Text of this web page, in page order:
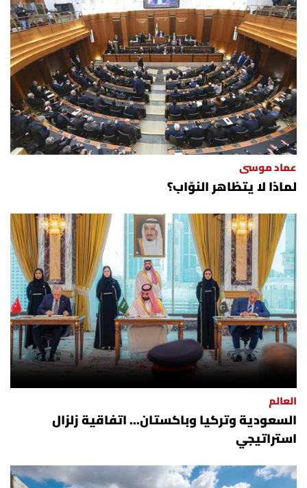
عماد موسى
لماذا لا يتظاهر النوّاب؟
العالم
السعودية وتركيا وباكستان... اتفاقية زلزال
استراتيجي